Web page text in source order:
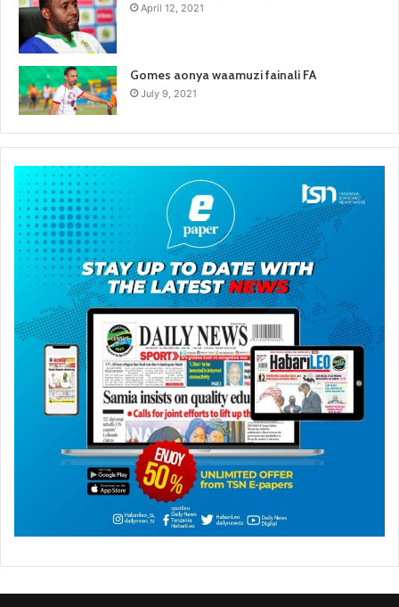
April 12, 2021
Gomes aonya waamuzi fainali FA
July 9, 2021